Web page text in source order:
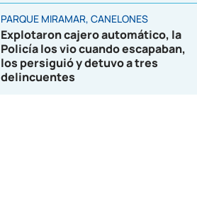
PARQUE MIRAMAR, CANELONES
Explotaron cajero automático, la
Policía los vio cuando escapaban,
los persiguió y detuvo a tres
delincuentes